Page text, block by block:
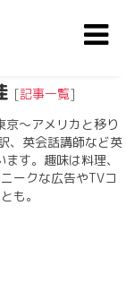
[記事一覧]
京〜アメリカと移り
、英会話講師など英
す。趣味は料理、
ークな広告やTVコ
も。